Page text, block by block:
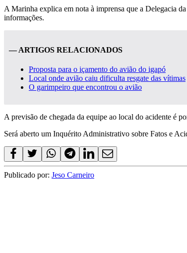
A Marinha explica em nota à imprensa que a Delegacia
informações.
— ARTIGOS RELACIONADOS
Proposta para o içamento do avião do igapó
Local onde avião caiu dificulta resgate das vítimas
O garimpeiro que encontrou o avião
A previsão de chegada da equipe ao local do acidente é
Será aberto um Inquérito Administrativo sobre Fatos e
Publicado por: Jeso Carneiro